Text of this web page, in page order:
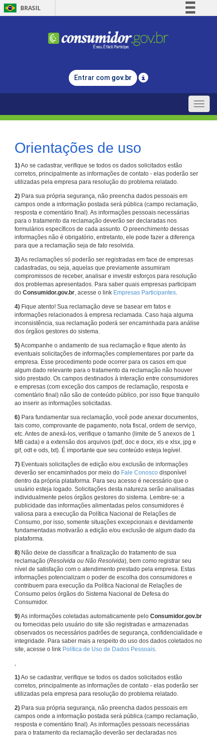
BRASIL
Comunica BR
Legislação
Entrar com gov.br
Toggle
Orientações de uso
1)Ao se cadastrar, verifique se todos os dados solicitados estão
corretos, principalmente as informações de contato - elas poderão ser
utilizadas pela empresa para resolução do problema relatado.
2) Para sua própria segurança, não preencha dados pessoais em
campos onde a informação postada será pública (campo reclamação,
resposta e comentário final). As informações pessoais necessárias
para o tratamento da reclamação deverão ser declaradas nos
formulários específicos de cada assunto. O preenchimento dessas
informações não é obrigatório, entretanto, ele pode fazer a diferença
para que a reclamação seja de fato resolvida.
3)As reclamações só poderão ser registradas em face de empresas
cadastradas, ou seja, aquelas que previamente assumiram
compromissos de receber, analisar e investir esforços para resolução
dos problemas apresentados. Para saber quais empresas participam
do Consumidor.gov.br, acesse o link Empresas Participantes.
4) Fique atento! Sua reclamação deve se basear em fatos e
informações relacionados à empresa reclamada. Caso haja alguma
inconsistência, sua reclamação poderá ser encaminhada para análise
dos órgãos gestores do sistema.
5)Acompanhe o andamento de sua reclamação e fique atento às
eventuais solicitações de informações complementares por parte da
empresa. Esse procedimento pode ocorrer para os casos em que
algum dado relevante para o tratamento da reclamação não houver
sido prestado. Os campos destinados à interação entre consumidores
e empresas (com exceção dos campos de reclamação, resposta e
comentário final) não são de conteúdo público, por isso fique tranquilo
ao inserir as informações solicitadas.
6) Para fundamentar sua reclamação, você pode anexar documentos,
tais como, comprovante de pagamento, nota fiscal, ordem de serviço,
etc. Antes de anexá-los, verifique o tamanho (limite de 5 anexos de 1
MB cada) e a extensão dos arquivos (pdf, doc e docx, xls e xlsx, jpg e
gif, odt e ods, txt). É importante que seu conteúdo esteja legível.
7) Eventuais solicitações de edição e/ou exclusão de informações
deverão ser encaminhados por meio do Fale Conosco disponível
dentro da própria plataforma. Para seu acesso é necessário que o
usuário esteja logado. Solicitações desta natureza serão analisadas
individualmente pelos órgãos gestores do sistema. Lembre-se: a
publicidade das informações alimentadas pelos consumidores é
valiosa para a execução da Política Nacional de Relações de
Consumo, por isso, somente situações excepcionais e devidamente
fundamentadas motivarão a edição e/ou exclusão de algum dado da
plataforma.
8) Não deixe de classificar a finalização do tratamento de sua
reclamação (Resolvida ou Não Resolvida), bem como registrar seu
nível de satisfação com o atendimento prestado pela empresa. Estas
informações potencializam o poder de escolha dos consumidores e
contribuem para execução da Política Nacional de Relações de
Consumo pelos órgãos do Sistema Nacional de Defesa do
Consumidor.
9)As informações coletadas automaticamente pelo Consumidor.gov.br
ou fornecidas pelo usuário do site são registradas e armazenadas
observados os necessários padrões de segurança, confidencialidade e
integridade. Para saber mais a respeito do uso dos dados coletados no
site, acesse o link Política de Uso de Dados Pessoais.
,
1)Ao se cadastrar, verifique se todos os dados solicitados estão
corretos, principalmente as informações de contato - elas poderão ser
utilizadas pela empresa para resolução do problema relatado.
2) Para sua própria segurança, não preencha dados pessoais em
campos onde a informação postada será pública (campo reclamação,
resposta e comentário final). As informações pessoais necessárias
para o tratamento da reclamação deverão ser declaradas nos